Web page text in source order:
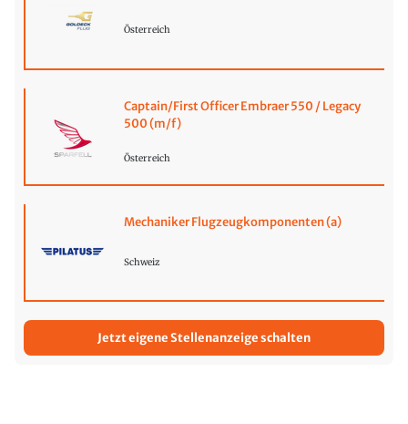
Österreich
Captain/First Officer Embraer 550 / Legacy
500 (m/f)
Österreich
Mechaniker Flugzeugkomponenten (a)
Schweiz
Jetzt eigene Stellenanzeige schalten